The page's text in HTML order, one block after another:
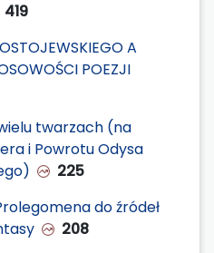
419
A
POEZJI
twarzach (na
i Powrotu Odysa
225
do źródeł
208